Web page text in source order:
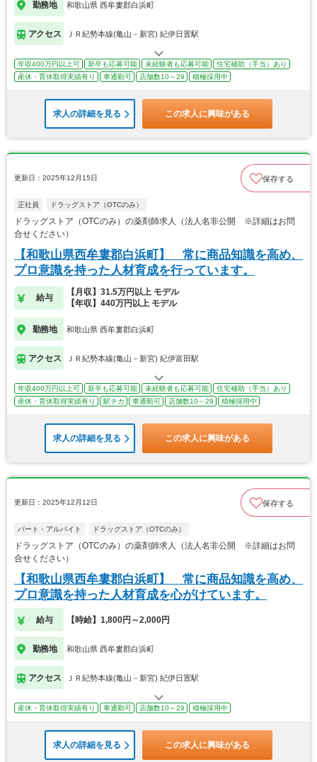
勤務地 和歌山県 西牟婁郡白浜町
アクセス ＪＲ紀勢本線(亀山－新宮) 紀伊日置駅
年収400万円以上可 新卒も応募可能 未経験者も応募可能
住宅補助（手当）あり
産休・育休取得実績有り
車通勤可 店舗数10～29 積極採用中
求人の詳細を見る この求人に興味がある
更新日：2025年12月15日 保存する
正社員 ドラッグストア（OTCのみ）
ドラッグストア（OTCのみ）の薬剤師求人（法人名非公開 ※詳細はお問
合せください）
【和歌山県西牟婁郡白浜町】 常に商品知識を高め、
プロ意識を持った人材育成を行っています。
給与
【月収】31.5万円以上 モデル
【年収】440万円以上 モデル
勤務地 和歌山県 西牟婁郡白浜町
アクセス ＪＲ紀勢本線(亀山－新宮) 紀伊富田駅
年収400万円以上可 新卒も応募可能 未経験者も応募可能
住宅補助（手当）あり
産休・育休取得実績有り
駅チカ 車通勤可 店舗数10～29 積極採用中
求人の詳細を見る この求人に興味がある
更新日：2025年12月12日 保存する
パート・アルバイト ドラッグストア（OTCのみ）
ドラッグストア（OTCのみ）の薬剤師求人（法人名非公開 ※詳細はお問
合せください）
【和歌山県西牟婁郡白浜町】 常に商品知識を高め、
プロ意識を持った人材育成を心がけています。
給与 【時給】1,800円～2,000円
勤務地 和歌山県 西牟婁郡白浜町
アクセス ＪＲ紀勢本線(亀山－新宮) 紀伊日置駅
産休・育休取得実績有り 車通勤可 店舗数10～29 積極採用中
求人の詳細を見る この求人に興味がある